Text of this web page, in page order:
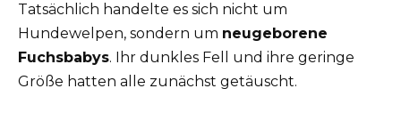
Tatsächlich handelte es sich nicht um
Hundewelpen, sondern um neugeborene
Fuchsbabys. Ihr dunkles Fell und ihre geringe
Größe hatten alle zunächst getäuscht.